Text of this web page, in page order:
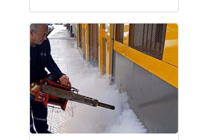
Hammamet Rais Hamidou Bologhine
Bab el oued et Kaa- essour par
l'équipe du laboratoire Hupe à l'aide
de l'embarcation Alger la blanche